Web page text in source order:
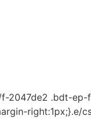
2047de2 .bdt-
right:1px;}.e/